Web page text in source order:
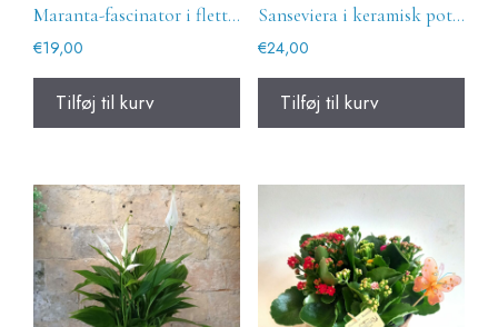
Maranta-fascinator i flettet kurv
€19,00
Tilføj til kurv
Sanseviera i keramisk potte
€24,00
Tilføj til kurv